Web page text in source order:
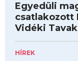
Egyedüli
csatlakozott
Vidéki
HÍREK